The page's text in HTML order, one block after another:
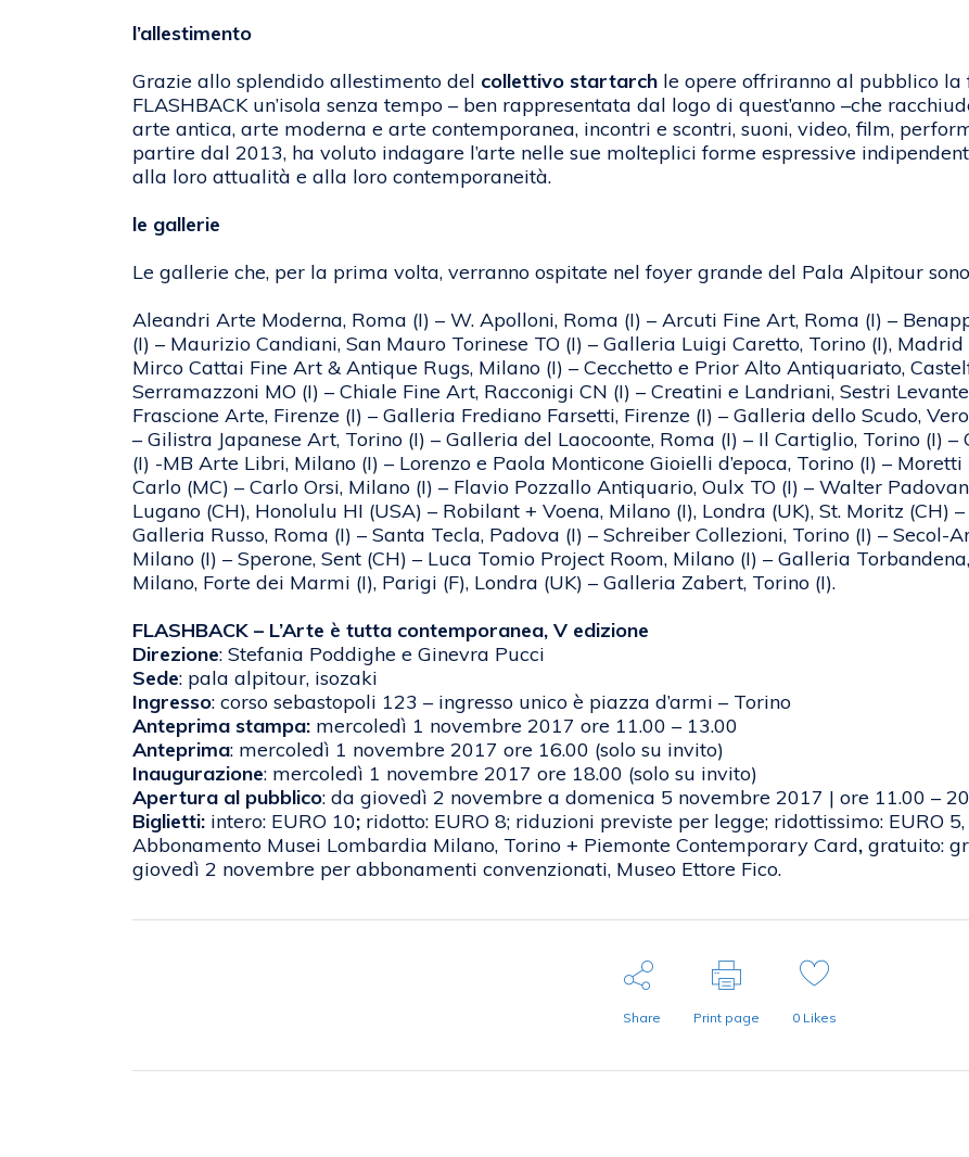
l’allestimento
Grazie allo splendido allestimento del collettivo startarch le opere offriranno al pubblico
FLASHBACK un’isola senza tempo – ben rappresentata dal logo di quest’anno –che
arte antica, arte moderna e arte contemporanea, incontri e scontri, suoni, video, film,
partire dal 2013, ha voluto indagare l’arte nelle sue molteplici forme espressive
alla loro attualità e alla loro contemporaneità.
le gallerie
Le gallerie che, per la prima volta, verranno ospitate nel foyer grande del Pala Alpitour
Aleandri Arte Moderna, Roma (I) – W. Apolloni, Roma (I) – Arcuti Fine Art, Roma (I) –
(I) – Maurizio Candiani, San Mauro Torinese TO (I) – Galleria Luigi Caretto, Torino (I),
Mirco Cattai Fine Art & Antique Rugs, Milano (I) – Cecchetto e Prior Alto Antiquariato,
Serramazzoni MO (I) – Chiale Fine Art, Racconigi CN (I) – Creatini e Landriani, Sestri
Frascione Arte, Firenze (I) – Galleria Frediano Farsetti, Firenze (I) – Galleria dello Scudo,
– Gilistra Japanese Art, Torino (I) – Galleria del Laocoonte, Roma (I) – Il Cartiglio, Torino (I)
(I) -MB Arte Libri, Milano (I) – Lorenzo e Paola Monticone Gioielli d’epoca, Torino (I) –
Carlo (MC) – Carlo Orsi, Milano (I) – Flavio Pozzallo Antiquario, Oulx TO (I) – Walter
Lugano (CH), Honolulu HI (USA) – Robilant + Voena, Milano (I), Londra (UK), St. Moritz (CH)
Galleria Russo, Roma (I) – Santa Tecla, Padova (I) – Schreiber Collezioni, Torino (I) – Secol-
Milano (I) – Sperone, Sent (CH) – Luca Tomio Project Room, Milano (I) – Galleria
Milano, Forte dei Marmi (I), Parigi (F), Londra (UK) – Galleria Zabert, Torino (I).
FLASHBACK – L’Arte è tutta contemporanea, V edizione
Direzione: Stefania Poddighe e Ginevra Pucci
Sede: pala alpitour, isozaki
Ingresso: corso sebastopoli 123 – ingresso unico è piazza d’armi – Torino
Anteprima stampa: mercoledì 1 novembre 2017 ore 11.00 – 13.00
Anteprima: mercoledì 1 novembre 2017 ore 16.00 (solo su invito)
Inaugurazione: mercoledì 1 novembre 2017 ore 18.00 (solo su invito)
Apertura al pubblico: da giovedì 2 novembre a domenica 5 novembre 2017 | ore 11.00 –
Biglietti: intero: EURO 10; ridotto: EURO 8; riduzioni previste per legge; ridottissimo: EURO
Abbonamento Musei Lombardia Milano, Torino + Piemonte Contemporary Card, gratuito:
giovedì 2 novembre per abbonamenti convenzionati, Museo Ettore Fico.
Share Print page 0Likes